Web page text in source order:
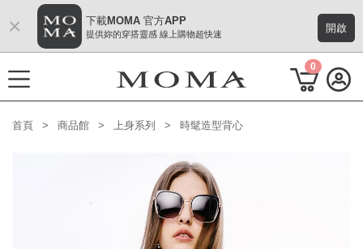
M Plus AW 形象 與時間共存
× 下載MOMA 官方APP
提供妳的穿搭靈感 線上購物超快速 開啟
0
首頁 商品館 上身系列 時髦造型背心